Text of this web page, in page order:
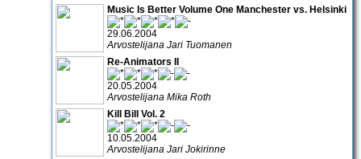
Music Is Better Volume One Manchester vs. Helsinki
29.06.2004
Arvostelijana Jari Tuomanen
Re-Animators II
20.05.2004
Arvostelijana Mika Roth
Kill Bill Vol. 2
10.05.2004
Arvostelijana Jari Jokirinne